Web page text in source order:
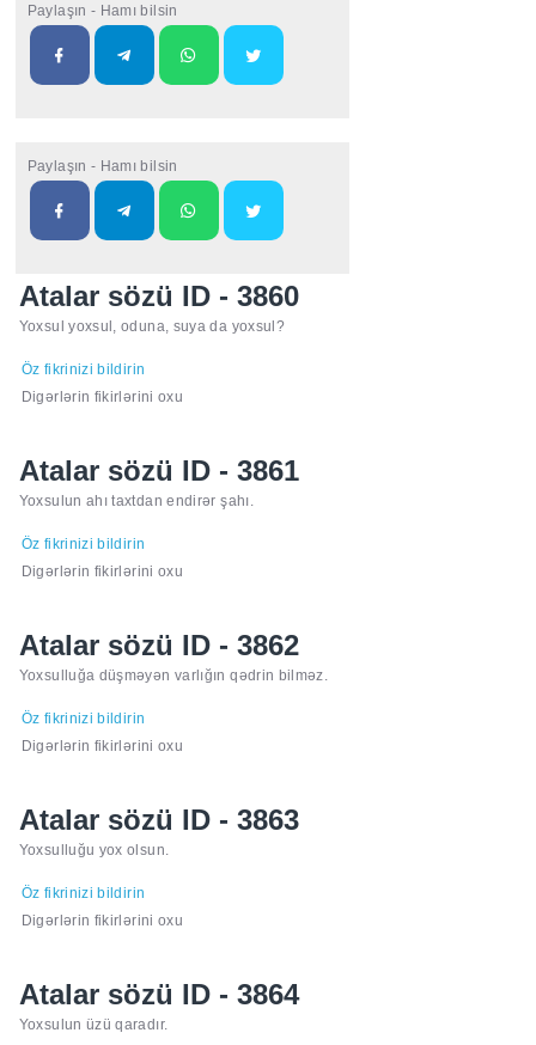
Paylaşın - Hamı bilsin
Paylaşın - Hamı bilsin
Atalar sözü ID - 3860
Yoxsul yoxsul, oduna, suya da yoxsul?
Öz fikrinizi bildirin
Digərlərin fikirlərini oxu
Atalar sözü ID - 3861
Yoxsulun ahı taxtdan endirər şahı.
Öz fikrinizi bildirin
Digərlərin fikirlərini oxu
Atalar sözü ID - 3862
Yoxsulluğa düşməyən varlığın qədrin bilməz.
Öz fikrinizi bildirin
Digərlərin fikirlərini oxu
Atalar sözü ID - 3863
Yoxsulluğu yox olsun.
Öz fikrinizi bildirin
Digərlərin fikirlərini oxu
Atalar sözü ID - 3864
Yoxsulun üzü qaradır.